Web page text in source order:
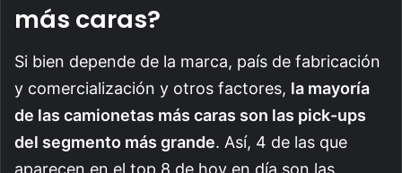
más caras?
Si bien depende de la marca, país de fabricación
y comercialización y otros factores, la mayoría
de las camionetas más caras son las pick-ups
del segmento más grande. Así, 4 de las que
aparecen en el top 8 de hoy en día son las